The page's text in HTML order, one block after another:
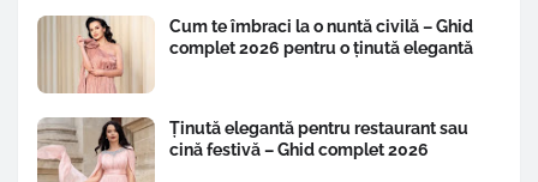
Cum te îmbraci la o nuntă civilă – Ghid
complet 2026 pentru o ținută elegantă
Ținută elegantă pentru restaurant sau
cină festivă – Ghid complet 2026